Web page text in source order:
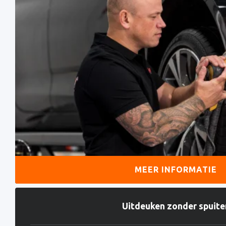
MEER INFORMATIE
Uitdeuken zonder